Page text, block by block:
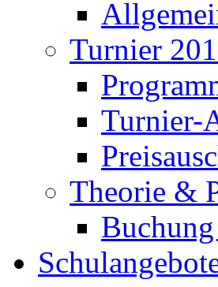
Turnier
Turnier-
Theorie &